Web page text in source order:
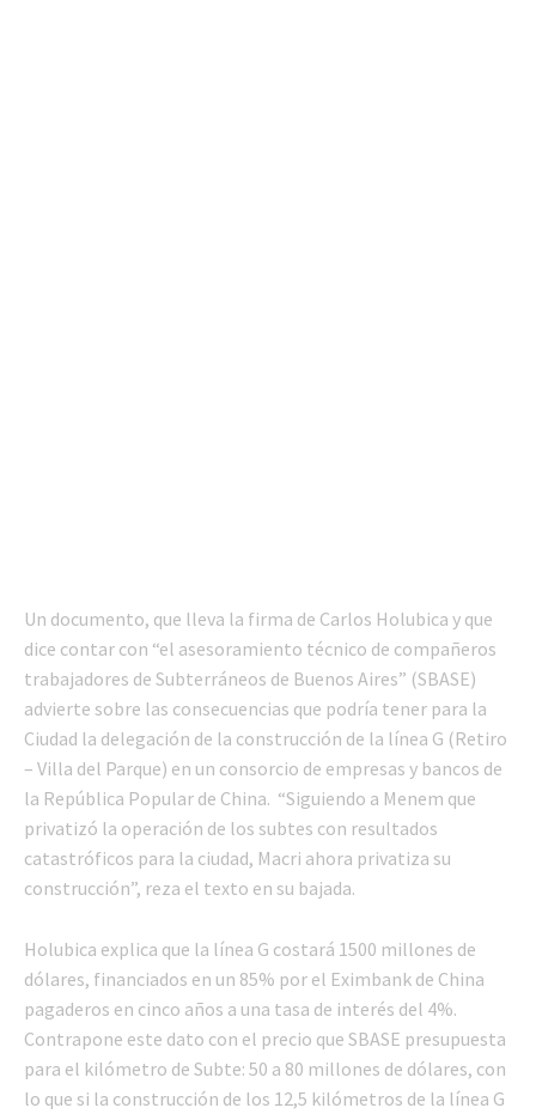
Un documento, que lleva la firma de Carlos Holubica y que
dice contar con “el asesoramiento técnico de compañeros
trabajadores de Subterráneos de Buenos Aires” (SBASE)
advierte sobre las consecuencias que podría tener para la
Ciudad la delegación de la construcción de la línea G (Retiro
– Villa del Parque) en un consorcio de empresas y bancos de
la República Popular de China. “Siguiendo a Menem que
privatizó la operación de los subtes con resultados
catastróficos para la ciudad, Macri ahora privatiza su
construcción”, reza el texto en su bajada.
Holubica explica que la línea G costará 1500 millones de
dólares, financiados en un 85% por el Eximbank de China
pagaderos en cinco años a una tasa de interés del 4%.
Contrapone este dato con el precio que SBASE presupuesta
para el kilómetro de Subte: 50 a 80 millones de dólares, con
lo que si la construcción de los 12,5 kilómetros de la línea G